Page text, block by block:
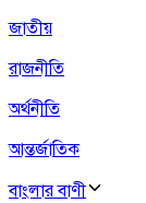
জাতীয়
রাজনীতি
অর্থনীতি
আন্তর্জাতিক
বাংলার বাণী